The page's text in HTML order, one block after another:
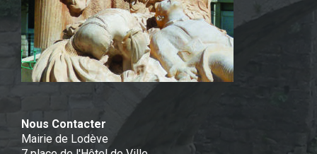
Nous Contacter
Mairie de Lodève